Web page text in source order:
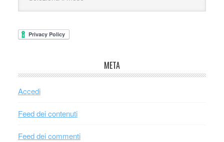
META
Accedi
Feed dei contenuti
Feed dei commenti